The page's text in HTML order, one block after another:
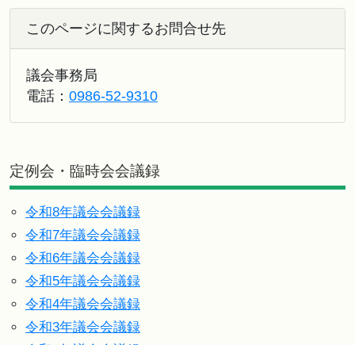
このページに関するお問合せ先
議会事務局
電話： 0986-52-9310
定例会・臨時会会議録
令和8年議会会議録
令和7年議会会議録
令和6年議会会議録
令和5年議会会議録
令和4年議会会議録
令和3年議会会議録